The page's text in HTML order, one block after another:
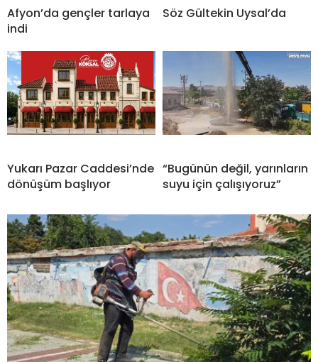
Afyon’da gençler tarlaya
indi
Söz Gültekin Uysal’da
Yukarı Pazar Caddesi’nde
dönüşüm başlıyor
“Bugünün değil, yarınların
suyu için çalışıyoruz”